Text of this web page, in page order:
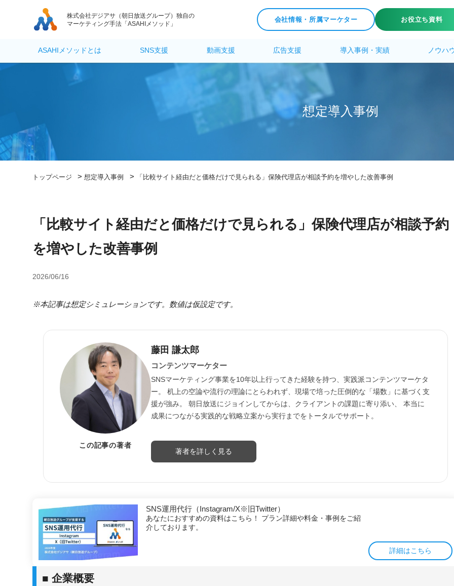
株式会社デジアサ（朝日放送グループ）独自の
マーケティング手法「ASAHIメソッド」
会社情報・所属マーケター お役立ち資料
ASAHIメソッドとは SNS支援 動画支援 広告支援 導入事例・実績 ノウハ
想定導入事例
トップページ >想定導入事例 > 「比較サイト経由だと価格だけで見られる」保険代理店が相談予約を増やした改善事例
「比較サイト経由だと価格だけで見られる」保険代理店が相談予約
を増やした改善事例
2026/06/16
※本記事は想定シミュレーションです。数値は仮設定です。
この記事の著者
藤田 謙太郎
コンテンツマーケター
SNSマーケティング事業を10年以上行ってきた経験を持つ、実践派コンテンツマーケタ
ー。 机上の空論や流行の理論にとらわれず、現場で培った圧倒的な「場数」に基づく支
援が強み。 朝日放送にジョインしてからは、クライアントの課題に寄り添い、 本当に
成果につながる実践的な戦略立案から実行までをトータルでサポート。
著者を詳しく見る
SNS運用代行（Instagram/X※旧Twitter）
あなたにおすすめの資料はこちら！ プラン詳細や料金・事例をご紹
介しております。
詳細はこちら
■ 企業概要